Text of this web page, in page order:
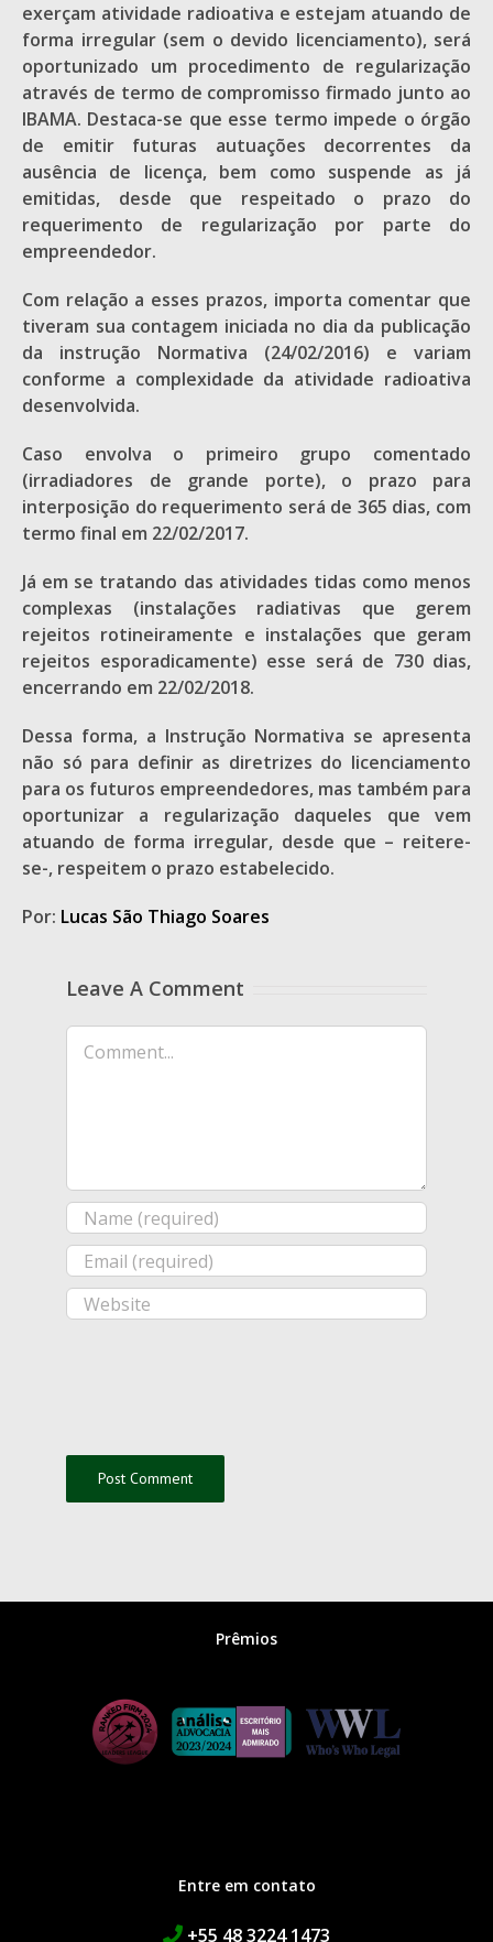
exerçam atividade radioativa e estejam atuando de
forma irregular (sem o devido licenciamento), será
oportunizado um procedimento de regularização
através de termo de compromisso firmado junto ao
IBAMA. Destaca-se que esse termo impede o órgão
de emitir futuras autuações decorrentes da
ausência de licença, bem como suspende as já
emitidas, desde que respeitado o prazo do
requerimento de regularização por parte do
empreendedor.
Com relação a esses prazos, importa comentar que
tiveram sua contagem iniciada no dia da publicação
da instrução Normativa (24/02/2016) e variam
conforme a complexidade da atividade radioativa
desenvolvida.
Caso envolva o primeiro grupo comentado
(irradiadores de grande porte), o prazo para
interposição do requerimento será de 365 dias, com
termo final em 22/02/2017.
Já em se tratando das atividades tidas como menos
complexas (instalações radiativas que gerem
rejeitos rotineiramente e instalações que geram
rejeitos esporadicamente) esse será de 730 dias,
encerrando em 22/02/2018.
Dessa forma, a Instrução Normativa se apresenta
não só para definir as diretrizes do licenciamento
para os futuros empreendedores, mas também para
oportunizar a regularização daqueles que vem
atuando de forma irregular, desde que – reitere-
se-, respeitem o prazo estabelecido.
Por: Lucas São Thiago Soares
Leave A Comment
Comment
Prêmios
Entre em contato
+55 48 3224 1473